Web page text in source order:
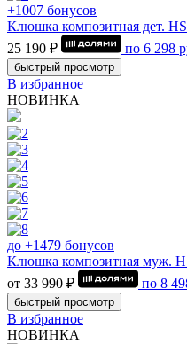
+1007 бонусов
Клюшка композитная дет.
25 190 ₽
по 6 298
быстрый просмотр
В избранное
НОВИНКА
до +1479 бонусов
Клюшка композитная муж.
от 33 990 ₽
по 8
быстрый просмотр
В избранное
НОВИНКА